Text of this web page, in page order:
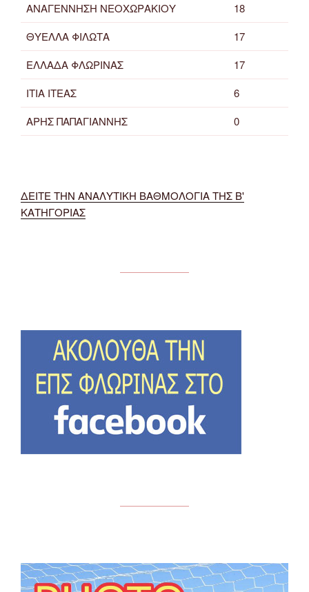
ΑΝΑΓΕΝΝΗΣΗ ΝΕΟΧΩΡΑΚΙΟΥ
18
ΘΥΕΛΛΑ ΦΙΛΩΤΑ
17
ΕΛΛΑΔΑ ΦΛΩΡΙΝΑΣ
17
ΙΤΙΑ ΙΤΕΑΣ
6
ΑΡΗΣ ΠΑΠΑΓΙΑΝΝΗΣ
0
ΔΕΙΤΕ ΤΗΝ ΑΝΑΛΥΤΙΚΗ ΒΑΘΜΟΛΟΓΙΑ ΤΗΣ Β'
ΚΑΤΗΓΟΡΙΑΣ